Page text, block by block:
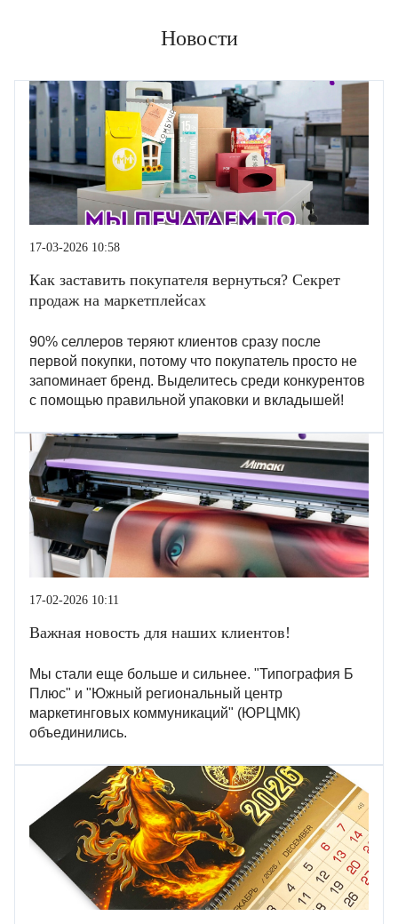
Новости
17-03-2026 10:58
Как заставить покупателя вернуться? Секрет
продаж на маркетплейсах
90% селлеров теряют клиентов сразу после
первой покупки, потому что покупатель просто не
запоминает бренд. Выделитесь среди конкурентов
с помощью правильной упаковки и вкладышей!
17-02-2026 10:11
Важная новость для наших клиентов!
Мы стали еще больше и сильнее. "Типография Б
Плюс" и "Южный региональный центр
маркетинговых коммуникаций" (ЮРЦМК)
объединились.